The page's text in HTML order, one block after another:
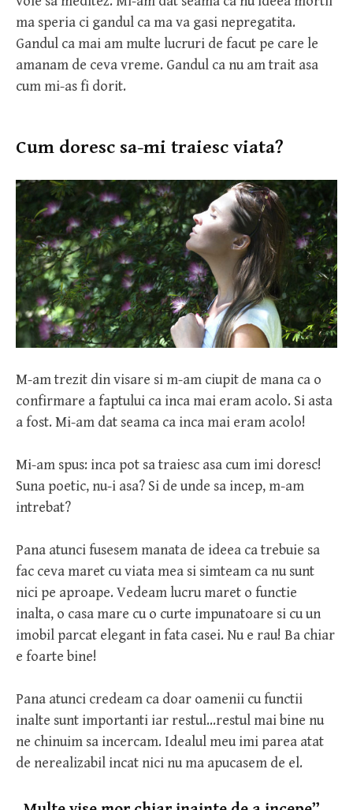
ma speria ci gandul ca ma va gasi nepregatita.
Gandul ca mai am multe lucruri de facut pe care le
amanam de ceva vreme. Gandul ca nu am trait asa
cum mi-as fi dorit.
Cum doresc sa-mi traiesc viata?
M-am trezit din visare si m-am ciupit de mana ca o
confirmare a faptului ca inca mai eram acolo. Si asta
a fost. Mi-am dat seama ca inca mai eram acolo!
Mi-am spus: inca pot sa traiesc asa cum imi doresc!
Suna poetic, nu-i asa? Si de unde sa incep, m-am
intrebat?
Pana atunci fusesem manata de ideea ca trebuie sa
fac ceva maret cu viata mea si simteam ca nu sunt
nici pe aproape. Vedeam lucru maret o functie
inalta, o casa mare cu o curte impunatoare si cu un
imobil parcat elegant in fata casei. Nu e rau! Ba chiar
e foarte bine!
Pana atunci credeam ca doar oamenii cu functii
inalte sunt importanti iar restul…restul mai bine nu
ne chinuim sa incercam. Idealul meu imi parea atat
de nerealizabil incat nici nu ma apucasem de el.